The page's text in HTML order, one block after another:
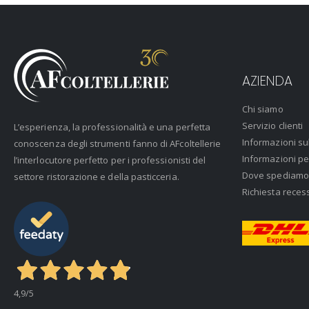
L’esperienza, la professionalità e una perfetta
conoscenza degli strumenti fanno di AFcoltellerie
l’interlocutore perfetto per i professionisti del
settore ristorazione e della pasticceria.
4,9/5
AZIENDA
Chi siamo
Servizio clienti
Informazioni
Informazioni
Dove spediamo
Richiesta